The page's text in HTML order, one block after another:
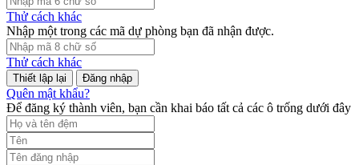
Thử cách khác
Nhập một trong các mã dự phòng bạn đã nhận được.
Thử cách khác
Đăng nhập
Quên mật khẩu?
Để đăng ký thành viên, bạn cần khai báo tất cả các ô trống dưới đây